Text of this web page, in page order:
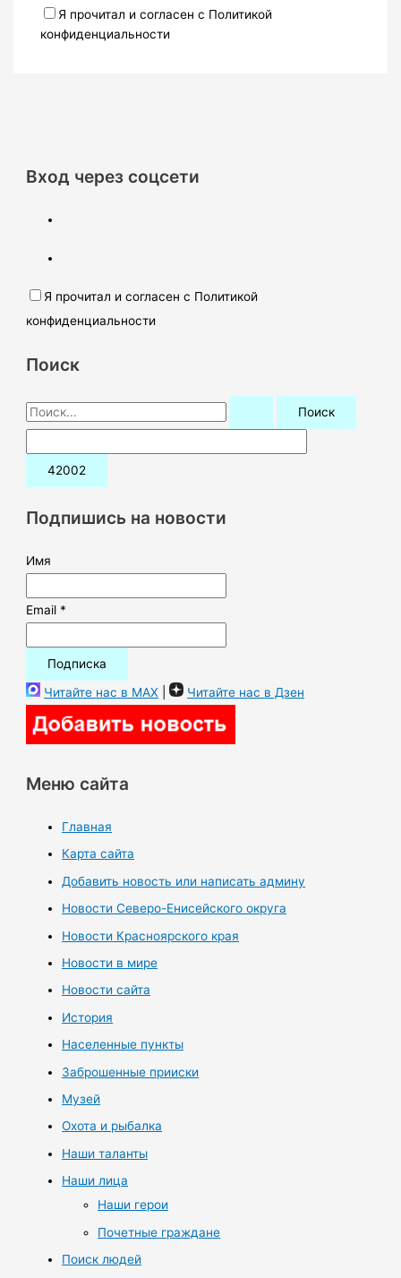
Я прочитал и согласен с Политикой
конфиденциальности
Вход через соцсети
Я прочитал и согласен с Политикой
конфиденциальности
Поиск
П
о
и
:Подпишись на новости
Имя
Email *
Читайте нас в MAX | Читайте нас в Дзен
Меню сайта
Главная
Карта сайта
Добавить новость или написать админу
Новости Северо-Енисейского округа
Новости Красноярского края
Новости в мире
Новости сайта
История
Населенные пункты
Заброшенные прииски
Музей
Охота и рыбалка
Наши таланты
Наши лица
Наши герои
Почетные граждане
Поиск людей